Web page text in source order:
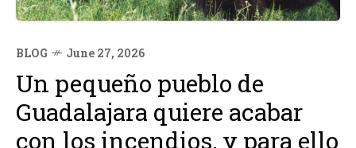
BLOG June 27, 2026
Un pequeño pueblo de
Guadalajara quiere acabar
con los incendios, y para ello